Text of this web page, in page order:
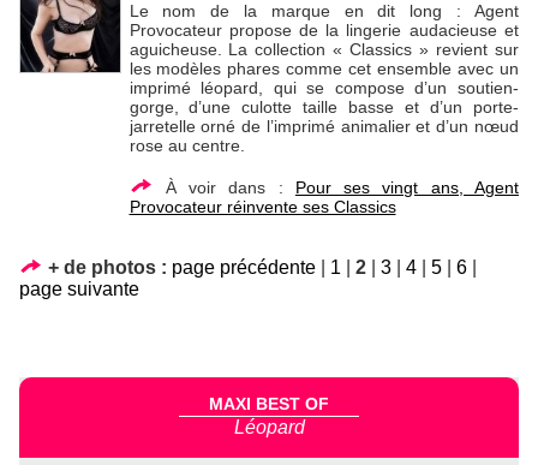
Le nom de la marque en dit long : Agent
Provocateur propose de la lingerie audacieuse et
aguicheuse. La collection « Classics » revient sur
les modèles phares comme cet ensemble avec un
imprimé léopard, qui se compose d’un soutien-
gorge, d’une culotte taille basse et d’un porte-
jarretelle orné de l’imprimé animalier et d’un nœud
rose au centre.
À voir dans : Pour ses vingt ans, Agent
Provocateur réinvente ses Classics
+ de photos : page précédente 1 2 3 4 5 6
page suivante
MAXI BEST OF
Léopard